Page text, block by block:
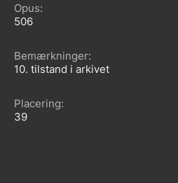
Opus
506
Bemærkninger
10. tilstand i arkivet
Placering
39